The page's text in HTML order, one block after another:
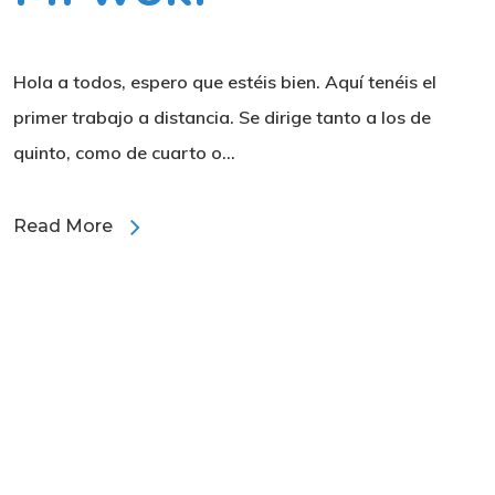
Hola a todos, espero que estéis bien. Aquí tenéis el
primer trabajo a distancia. Se dirige tanto a los de
quinto, como de cuarto o…
Read More